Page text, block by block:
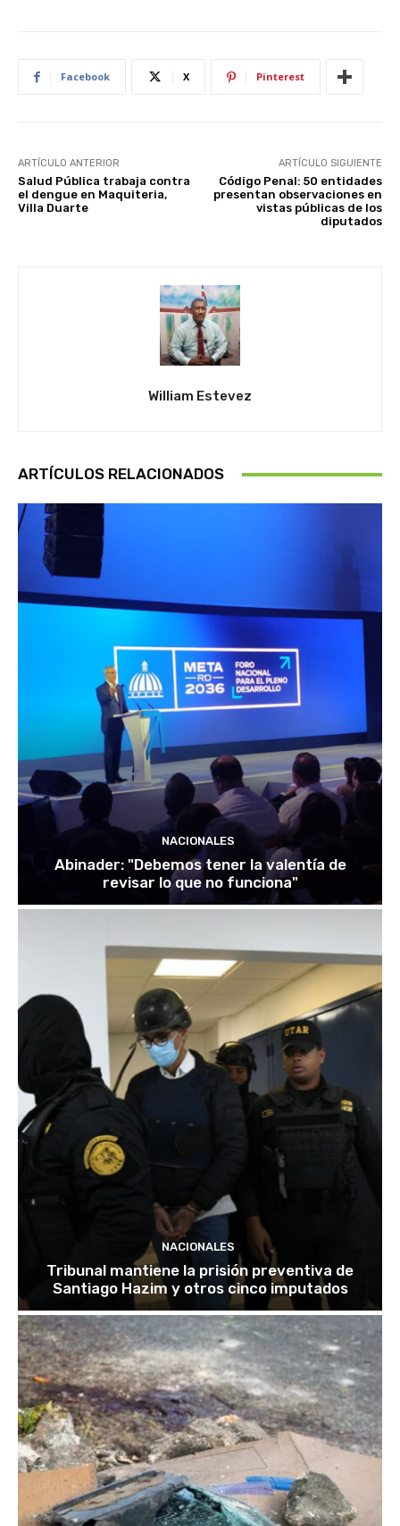
Facebook X Pinterest
ARTÍCULO ANTERIOR
Salud Pública trabaja contra
el dengue en Maquiteria,
Villa Duarte
ARTÍCULO SIGUIENTE
Código Penal: 50 entidades
presentan observaciones en
vistas públicas de los
diputados
William Estevez
ARTÍCULOS RELACIONADOS
NACIONALES
Abinader: "Debemos tener la valentía de
revisar lo que no funciona"
NACIONALES
Tribunal mantiene la prisión preventiva de
Santiago Hazim y otros cinco imputados